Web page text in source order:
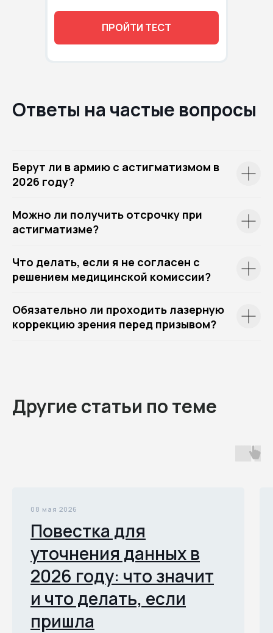
ПРОЙТИ ТЕСТ
Ответы на частые вопросы
Берут ли в армию с астигматизмом в
2026 году?
Можно ли получить отсрочку при
астигматизме?
Что делать, если я не согласен с
решением медицинской комиссии?
Обязательно ли проходить лазерную
коррекцию зрения перед призывом?
Другие статьи по теме
08 мая 2026
Повестка для
уточнения данных в
2026 году: что значит
и что делать, если
пришла